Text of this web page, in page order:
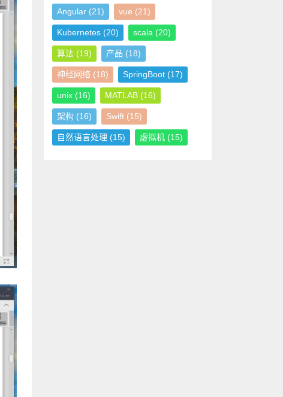
Angular (21) vue (21)
Kubernetes (20) scala (20)
算法 (19) 产品 (18)
神经网络 (18) SpringBoot (17)
unix (16) MATLAB (16)
架构 (16) Swift (15)
自然语言处理 (15) 虚拟机 (15)